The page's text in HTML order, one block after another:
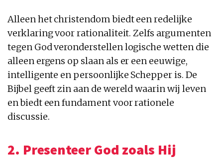
Alleen het christendom biedt een redelijke
verklaring voor rationaliteit. Zelfs argumenten
tegen God veronderstellen logische wetten die
alleen ergens op slaan als er een eeuwige,
intelligente en persoonlijke Schepper is. De
Bijbel geeft zin aan de wereld waarin wij leven
en biedt een fundament voor rationele
discussie.
2. Presenteer God zoals Hij